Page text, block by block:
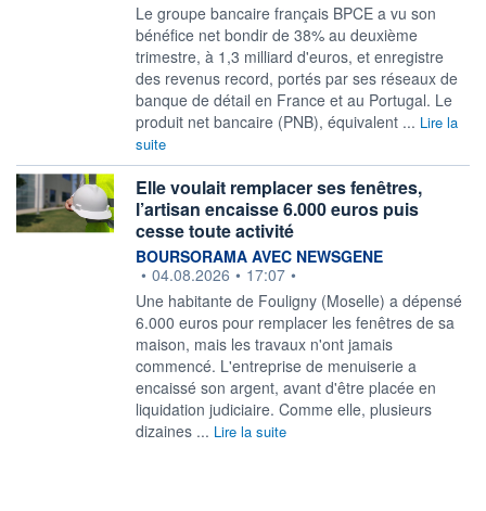
Le groupe bancaire français BPCE a vu son
bénéfice net bondir de 38% au deuxième
trimestre, à 1,3 milliard d'euros, et enregistre
des revenus record, portés par ses réseaux de
banque de détail en France et au Portugal. Le
produit net bancaire (PNB), équivalent ... Lire la
suite
Elle voulait remplacer ses fenêtres,
l’artisan encaisse 6.000 euros puis
cesse toute activité
information fournie par
BOURSORAMA AVEC NEWSGENE
• 04.08.2026 • 17:07 •
Une habitante de Fouligny (Moselle) a dépensé
6.000 euros pour remplacer les fenêtres de sa
maison, mais les travaux n'ont jamais
commencé. L'entreprise de menuiserie a
encaissé son argent, avant d'être placée en
liquidation judiciaire. Comme elle, plusieurs
dizaines ... Lire la suite